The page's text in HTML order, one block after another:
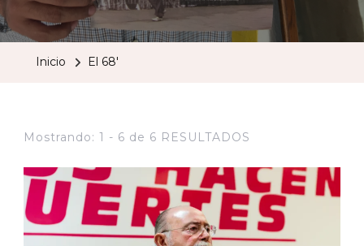
Inicio El 68′
Mostrando: 1 - 6 de 6 RESULTADOS